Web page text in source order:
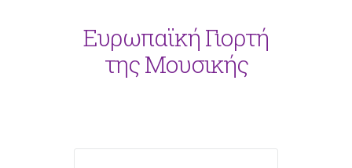
Ευρωπαϊκή Γιορτή
της Μουσικής